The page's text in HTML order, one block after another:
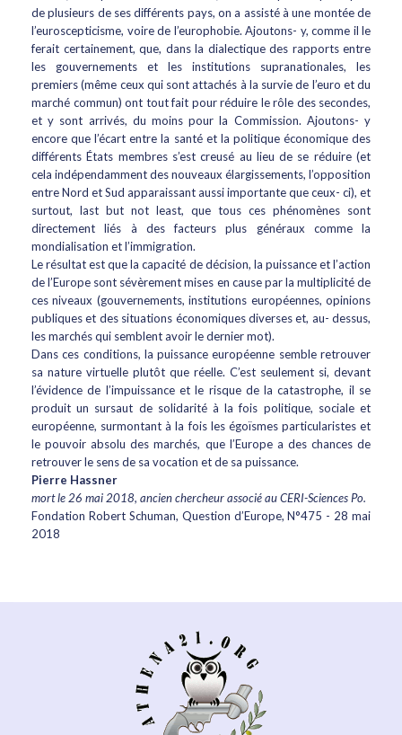
de plusieurs de ses différents pays, on a assisté à une montée de
l’euroscepticisme, voire de l’europhobie. Ajoutons- y, comme il le
ferait certainement, que, dans la dialectique des rapports entre
les gouvernements et les institutions supranationales, les
premiers (même ceux qui sont attachés à la survie de l’euro et du
marché commun) ont tout fait pour réduire le rôle des secondes,
et y sont arrivés, du moins pour la Commission. Ajoutons- y
encore que l’écart entre la santé et la politique économique des
différents États membres s’est creusé au lieu de se réduire (et
cela indépendamment des nouveaux élargissements, l’opposition
entre Nord et Sud apparaissant aussi importante que ceux- ci), et
surtout, last but not least, que tous ces phénomènes sont
directement liés à des facteurs plus généraux comme la
mondialisation et l’immigration.
Le résultat est que la capacité de décision, la puissance et l’action
de l’Europe sont sévèrement mises en cause par la multiplicité de
ces niveaux (gouvernements, institutions européennes, opinions
publiques et des situations économiques diverses et, au- dessus,
les marchés qui semblent avoir le dernier mot).
Dans ces conditions, la puissance européenne semble retrouver
sa nature virtuelle plutôt que réelle. C’est seulement si, devant
l’évidence de l’impuissance et le risque de la catastrophe, il se
produit un sursaut de solidarité à la fois politique, sociale et
européenne, surmontant à la fois les égoïsmes particularistes et
le pouvoir absolu des marchés, que l’Europe a des chances de
retrouver le sens de sa vocation et de sa puissance.
Pierre Hassner
mort le 26 mai 2018, ancien chercheur associé au CERI-Sciences Po.
Fondation Robert Schuman, Question d’Europe, N°475 - 28 mai
2018